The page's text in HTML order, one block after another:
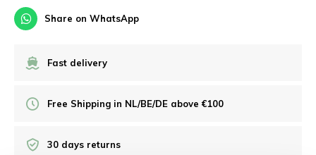
Share on WhatsApp
Fast delivery
Free Shipping in NL/BE/DE above €100
30 days returns